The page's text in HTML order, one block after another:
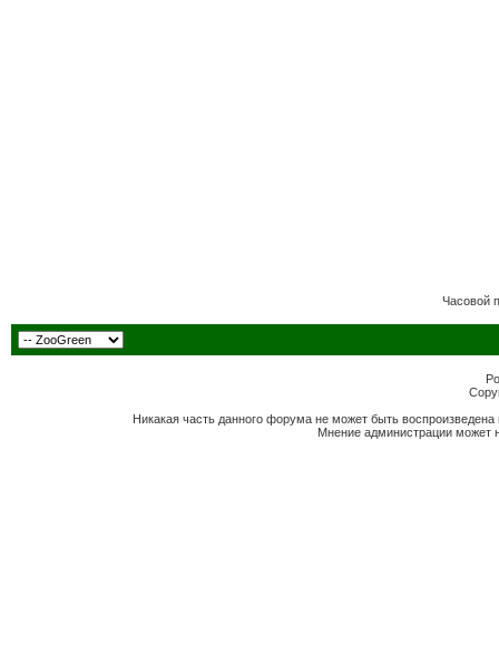
Часовой
Никакая часть данного форума не может быть
Мнение администрации может